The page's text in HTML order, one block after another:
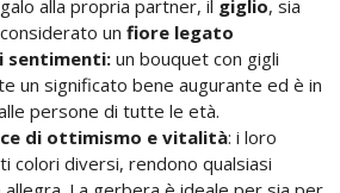
alla propria partner, il giglio, sia
un fiore legato
sentimenti:un bouquet con gigli
un significato bene augurante ed è in
persone di tutte le età.
di ottimismo e vitalità: i loro
colori diversi, rendono qualsiasi